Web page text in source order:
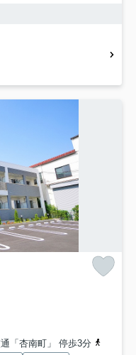
「杏南町」 停歩3分